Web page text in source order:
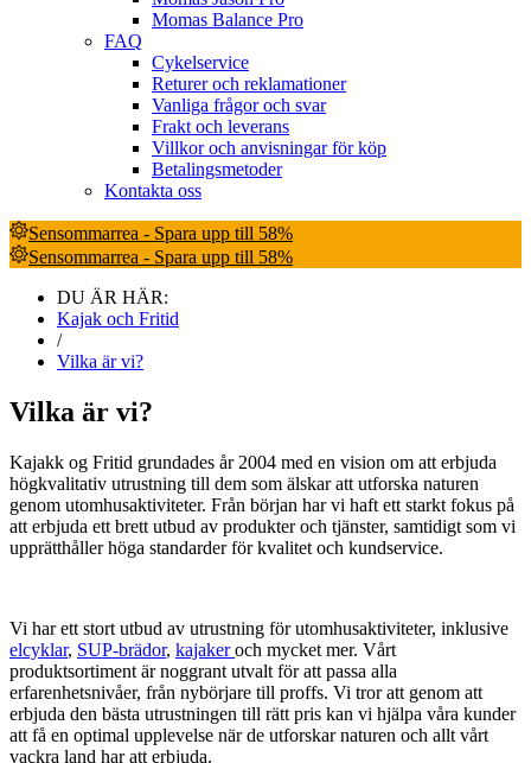
Momas Balance Pro
FAQ
Cykelservice
Returer och reklamationer
Vanliga frågor och svar
Frakt och leverans
Villkor och anvisningar för köp
Betalingsmetoder
Kontakta oss
Sensommarrea - Spara upp till 58%
Sensommarrea - Spara upp till 58%
DU ÄR HÄR:
Kajak och Fritid
/
Vilka är vi?
Vilka är vi?
Kajakk og Fritid grundades år 2004 med en vision om att erbjuda
högkvalitativ utrustning till dem som älskar att utforska naturen
genom utomhusaktiviteter. Från början har vi haft ett starkt fokus på
att erbjuda ett brett utbud av produkter och tjänster, samtidigt som vi
upprätthåller höga standarder för kvalitet och kundservice.
Vi har ett stort utbud av utrustning för utomhusaktiviteter, inklusive
elcyklar, SUP-brädor, kajakeroch mycket mer. Vårt
produktsortiment är noggrant utvalt för att passa alla
erfarenhetsnivåer, från nybörjare till proffs. Vi tror att genom att
erbjuda den bästa utrustningen till rätt pris kan vi hjälpa våra kunder
att få en optimal upplevelse när de utforskar naturen och allt vårt
vackra land har att erbjuda.